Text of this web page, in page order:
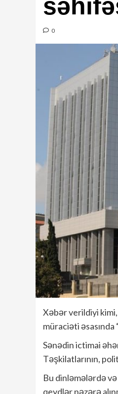
0
Xəbər verildiyi
müraciəti əsasında
Sənədin ictimai
Təşkilatlarının,
Bu dinləmələrdə
qeydlər nəzərə